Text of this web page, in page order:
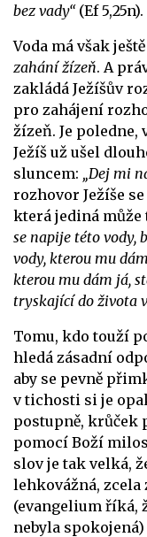
bez vady“(Ef 5,25n).
Voda má však
zahání žízeň. A
zakládá Ježíšův
pro zahájení
žízeň. Je poledne,
Ježíš už ušel
sluncem: „Dej mi
rozhovor Ježíše
která jediná může
se napije této vody,
vody, kterou mu
kterou mu dám já,
tryskající do života
Tomu, kdo touží
hledá zásadní
aby se pevně
v tichosti si je
postupně, krůček
pomocí Boží
slov je tak velká,
lehkovážná, zcela
(evangelium říká,
nebyla